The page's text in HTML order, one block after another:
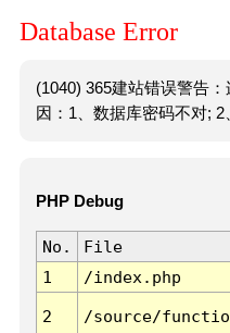
Database Error
(1040) 365建站错误警告
因：1、数据库密码不对; 2
PHP Debug
No. File
1
/index.php
2 /source/